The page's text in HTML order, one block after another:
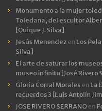
Monumento a la mujer
Toledana, del escultor
[Quique J. Silva]
Jesús Menendezen Los
Silva]
El arte de saturar los
museo infinito [José Rivero
Gloria Corral Morales en La
recuerdos 3 [Luis Antolín
JOSE RIVERO SERRANOen